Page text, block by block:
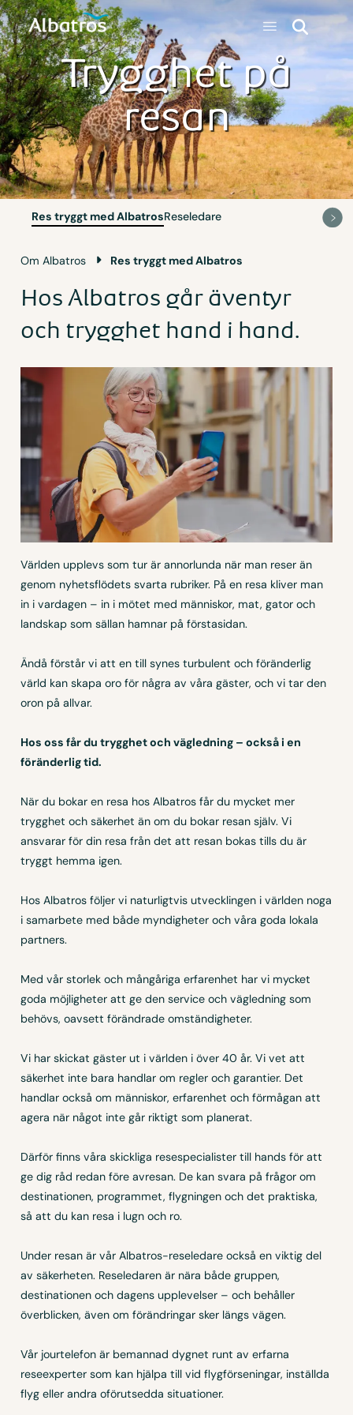
Trygghet på
resan
Res tryggt med AlbatrosReseledare
Om Albatros Res tryggt med Albatros
Hos Albatros går äventyr
och trygghet hand i hand.
Världen upplevs som tur är annorlunda när man reser än
genom nyhetsflödets svarta rubriker. På en resa kliver man
in i vardagen – in i mötet med människor, mat, gator och
landskap som sällan hamnar på förstasidan.
Ändå förstår vi att en till synes turbulent och föränderlig
värld kan skapa oro för några av våra gäster, och vi tar den
oron på allvar.
Hos oss får du trygghet och vägledning – också i en
föränderlig tid.
När du bokar en resa hos Albatros får du mycket mer
trygghet och säkerhet än om du bokar resan själv. Vi
ansvarar för din resa från det att resan bokas tills du är
tryggt hemma igen.
Hos Albatros följer vi naturligtvis utvecklingen i världen noga
i samarbete med både myndigheter och våra goda lokala
partners.
Med vår storlek och mångåriga erfarenhet har vi mycket
goda möjligheter att ge den service och vägledning som
behövs, oavsett förändrade omständigheter.
Vi har skickat gäster ut i världen i över 40 år. Vi vet att
säkerhet inte bara handlar om regler och garantier. Det
handlar också om människor, erfarenhet och förmågan att
agera när något inte går riktigt som planerat.
Därför finns våra skickliga resespecialister till hands för att
ge dig råd redan före avresan. De kan svara på frågor om
destinationen, programmet, flygningen och det praktiska,
så att du kan resa i lugn och ro.
Under resan är vår Albatros-reseledare också en viktig del
av säkerheten. Reseledaren är nära både gruppen,
destinationen och dagens upplevelser – och behåller
överblicken, även om förändringar sker längs vägen.
Vår jourtelefon är bemannad dygnet runt av erfarna
reseexperter som kan hjälpa till vid flygförseningar, inställda
flyg eller andra oförutsedda situationer.